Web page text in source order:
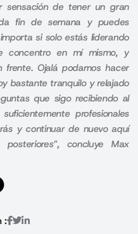
sensación de tener un gran
fin de semana y puedes
si solo estás liderando
concentro en mí mismo, y
Ojalá podamos hacer
bastante tranquilo y relajado
que sigo recibiendo al
profesionales
y continuar de nuevo aquí
concluye Max
: